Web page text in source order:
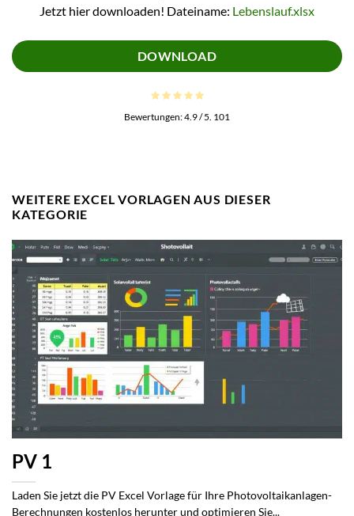
Jetzt hier downloaden! Dateiname: Lebenslauf.xlsx
DOWNLOAD
Bewertungen:4.9/ 5. 101
WEITERE EXCEL VORLAGEN AUS DIESER
KATEGORIE
PV 1
Laden Sie jetzt die PV Excel Vorlage für Ihre Photovoltaikanlagen-
Berechnungen kostenlos herunter und optimieren Sie...